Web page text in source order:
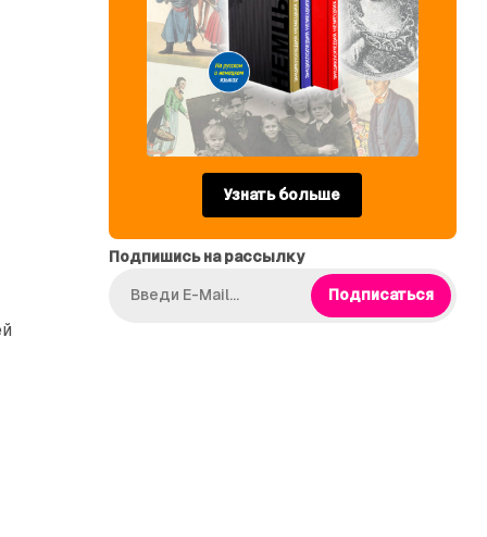
Узнать больше
Подпишись на рассылку
Подписаться